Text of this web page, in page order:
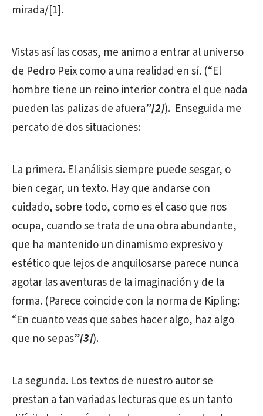
mirada/[1].
Vistas así las cosas, me animo a entrar al universo
de Pedro Peix como a una realidad en sí. (“El
hombre tiene un reino interior contra el que nada
pueden las palizas de afuera”[2]). Enseguida me
percato de dos situaciones:
La primera. El análisis siempre puede sesgar, o
bien cegar, un texto. Hay que andarse con
cuidado, sobre todo, como es el caso que nos
ocupa, cuando se trata de una obra abundante,
que ha mantenido un dinamismo expresivo y
estético que lejos de anquilosarse parece nunca
agotar las aventuras de la imaginación y de la
forma. (Parece coincide con la norma de Kipling:
“En cuanto veas que sabes hacer algo, haz algo
que no sepas”[3]).
La segunda. Los textos de nuestro autor se
prestan a tan variadas lecturas que es un tanto